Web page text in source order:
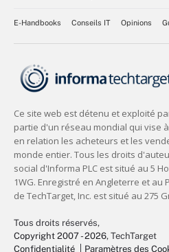
E-Handbooks Conseils IT Opinions
Tous droits réservés,
Copyright 2007 - 2026, TechTarget
Confidentialité
Paramètres des